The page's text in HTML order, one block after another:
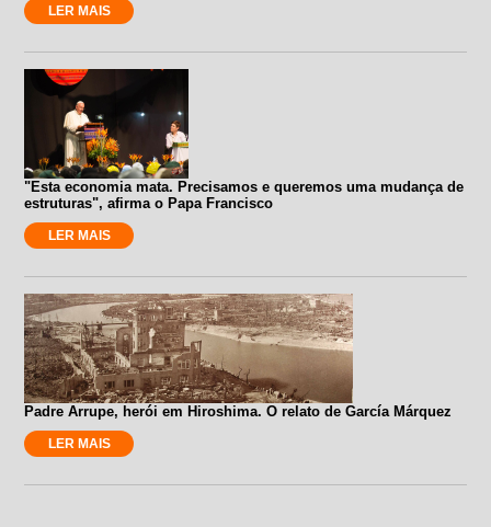
LER MAIS
"Esta economia mata. Precisamos e queremos uma mudança de
estruturas", afirma o Papa Francisco
LER MAIS
Padre Arrupe, herói em Hiroshima. O relato de García Márquez
LER MAIS